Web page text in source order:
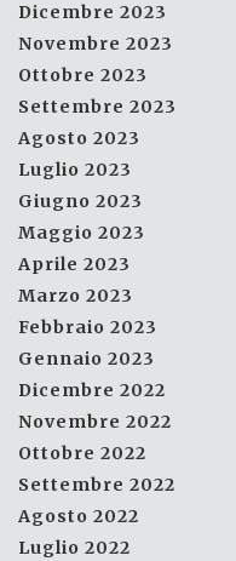
Dicembre 2023
Novembre 2023
Ottobre 2023
Settembre 2023
Agosto 2023
Luglio 2023
Giugno 2023
Maggio 2023
Aprile 2023
Marzo 2023
Febbraio 2023
Gennaio 2023
Dicembre 2022
Novembre 2022
Ottobre 2022
Settembre 2022
Agosto 2022
Luglio 2022